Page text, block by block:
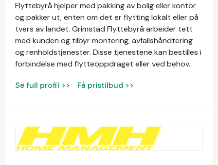
Flyttebyrå hjelper med pakking av bolig eller kontor
og pakker ut, enten om det er flytting lokalt eller på
tvers av landet. Grimstad Flyttebyrå arbeider tett
med kunden og tilbyr montering, avfallshåndtering
og renholdstjenester. Disse tjenestene kan bestilles i
forbindelse med flytteoppdraget eller ved behov.
Se full profil >> Få pristilbud >>